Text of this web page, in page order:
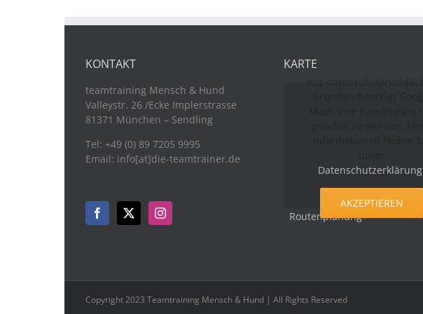
KONTAKT
teamtraining Mensch & Hund
Valleystr. 26 /Ecke Implerstrasse
81371 München – Sendling
Tel: +49 (0) 89 7205 9995
Email: info[at]die-teamtrainer.de
KARTE
Datenschutzerklärung
AKZEPTIEREN
Routenplanung >
Copyright 2023 Teamtraining Mensch & Hund | All Rights Reserved